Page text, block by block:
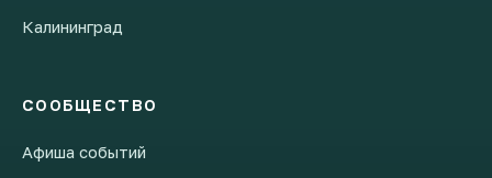
Калининград
СООБЩЕСТВО
Афиша событий